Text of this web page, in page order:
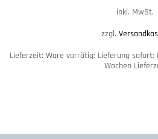
inkl. MwSt.
zzgl.
Lieferzeit: Ware vorrätig: Lieferung sofort;
Wochen